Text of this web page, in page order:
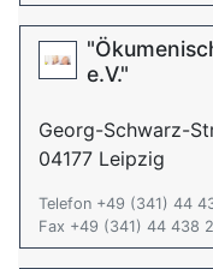
e.V."
Georg-Schwarz-
04177 Leipzig
Telefon +49 (341) 44
Fax +49 (341) 44 438